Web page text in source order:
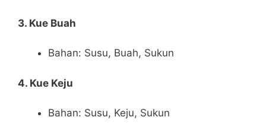
3. Kue Buah
Bahan: Susu, Buah, Sukun
4. Kue Keju
Bahan: Susu, Keju, Sukun